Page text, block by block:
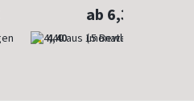
4,40
ab 6,30 €
(monatlich)